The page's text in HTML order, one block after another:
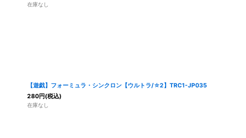
在庫なし
【遊戯】フォーミュラ・シンクロン【ウルトラ/☆2】TRC1-JP035
280円(税込)
在庫なし